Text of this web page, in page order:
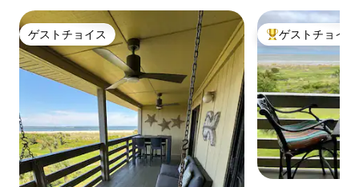
ゲストチョイス
ゲストチョイス 大好評のゲスト
ゲストチョイス